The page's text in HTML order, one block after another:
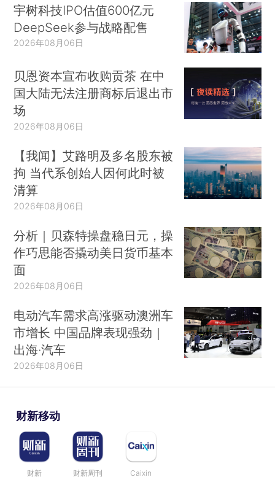
宇树科技IPO估值600亿元
DeepSeek参与战略配售
2026年08月06日
贝恩资本宣布收购贡茶 在中
国大陆无法注册商标后退出市
场
2026年08月06日
【我闻】艾路明及多名股东被
拘 当代系创始人因何此时被
清算
2026年08月06日
分析｜贝森特操盘稳日元，操
作巧思能否撬动美日货币基本
面
2026年08月06日
电动汽车需求高涨驱动澳洲车
市增长 中国品牌表现强劲｜
出海·汽车
2026年08月06日
财新移动
财新 财新周刊 Caixin